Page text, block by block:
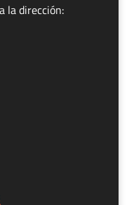
la dirección: